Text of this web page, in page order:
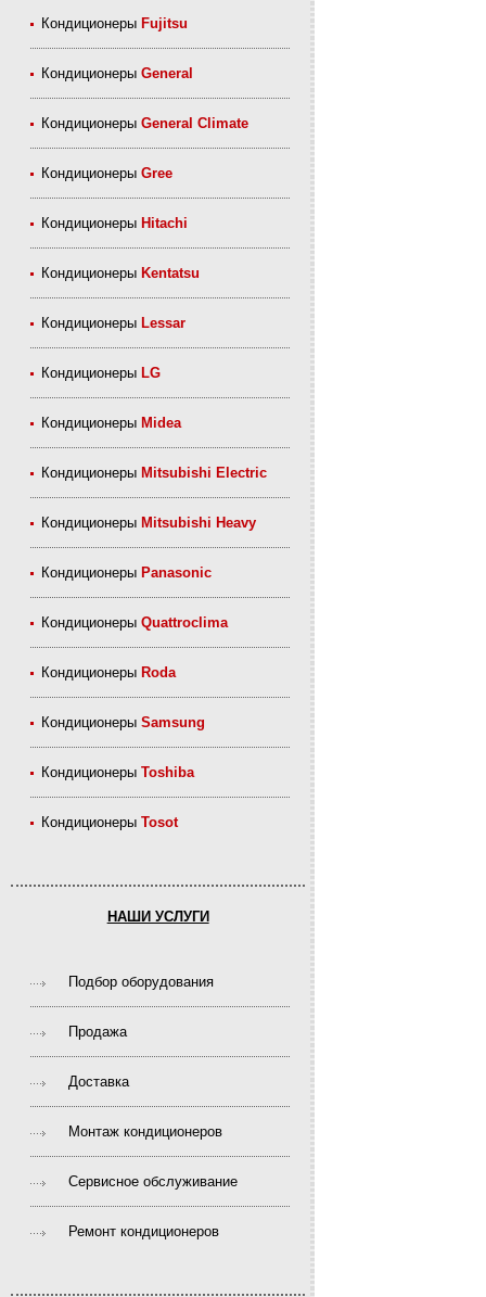
Кондиционеры Fujitsu
КондиционерыGeneral
КондиционерыGeneral Climate
КондиционерыGree
Кондиционеры Hitachi
Кондиционеры Kentatsu
Кондиционеры Lessar
Кондиционеры LG
Кондиционеры Midea
Кондиционеры Mitsubishi Electric
Кондиционеры Mitsubishi Heavy
Кондиционеры Panasonic
КондиционерыQuattroclima
Кондиционеры Roda
КондиционерыSamsung
КондиционерыToshiba
КондиционерыTosot
НАШИ УСЛУГИ
Подбор оборудования
Продажа
Доставка
Монтаж кондиционеров
Сервисное обслуживание
Ремонт кондиционеров